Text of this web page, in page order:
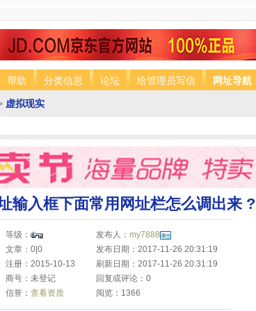
帮助 分类信息 论坛 给管理员写信 网址导航
虚拟现实
输入框下面常用网址栏怎么调出来 ?
等级：
文章：0|0
注册：2015-10-13
商号：未登记
信誉： 查看资质
发布人： my7888
发布日期：2017-11-26 20:31:19
刷新日期：2017-11-26 20:31:19
回复或评论：0
阅览：1366